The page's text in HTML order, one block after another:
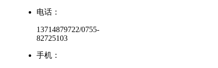
电话：
13714879722/0755-
82725103
手机：